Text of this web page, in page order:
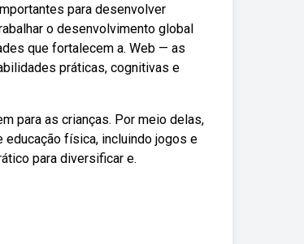
para desenvolver
o desenvolvimento global
que fortalecem a. Web — as
práticas, cognitivas e
para as crianças. Por meio delas,
física, incluindo jogos e
para diversificar e.